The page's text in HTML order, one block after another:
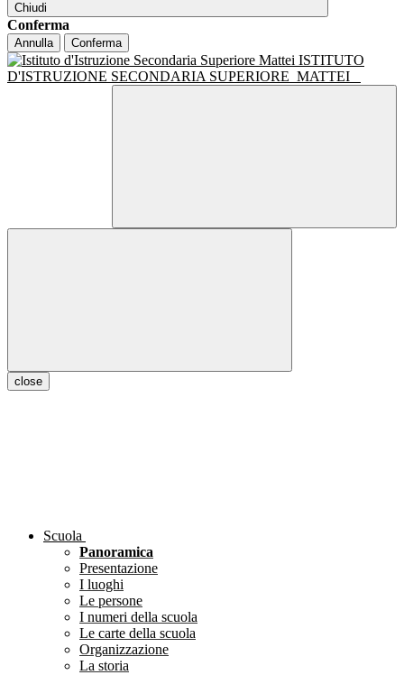
Chiudi
Conferma
Annulla Conferma
ISTITUTO
D'ISTRUZIONE SECONDARIA SUPERIORE MATTEI
close
Scuola
Panoramica
Presentazione
I luoghi
Le persone
I numeri della scuola
Le carte della scuola
Organizzazione
La storia